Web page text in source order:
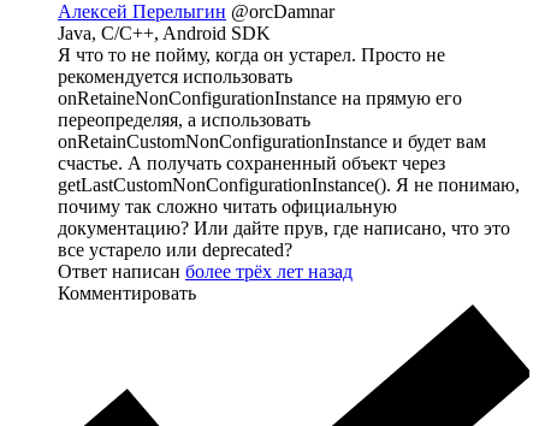
Алексей Перелыгин @orcDamnar
Java, C/C++, Android SDK
Я что то не пойму, когда он устарел. Просто не
рекомендуется использовать
onRetaineNonConfigurationInstance на прямую его
переопределяя, а использовать
onRetainCustomNonConfigurationInstance и будет вам
счастье. А получать сохраненный объект через
getLastCustomNonConfigurationInstance(). Я не понимаю,
почиму так сложно читать официальную
документацию? Или дайте прув, где написано, что это
все устарело или deprecated?
Ответ написан более трёх лет назад
Комментировать